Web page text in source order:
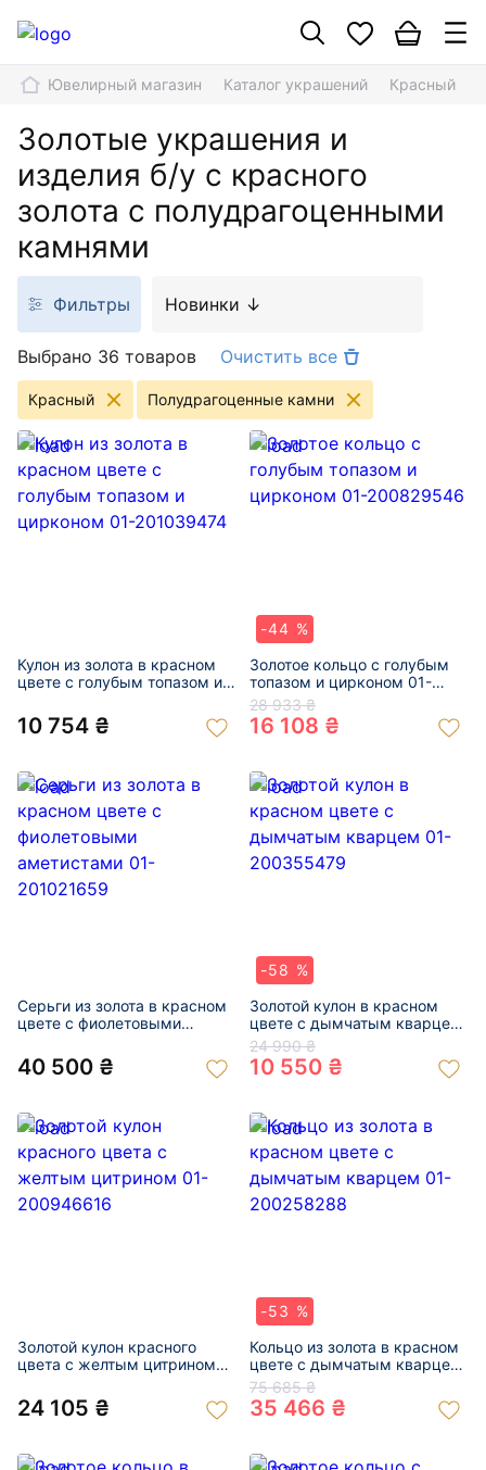
Ювелирный магазин Каталог украшений Красный
Золотые украшения и
изделия б/у с красного
золота с полудрагоценными
камнями
Выбрано 36 товаров Очистить все
Красный Полудрагоценные камни
Фильтры Новинки ↓
Кулон из золота в красном
цвете с голубым топазом и
10 754 ₴
-44 %
Золотое кольцо с голубым
топазом и цирконом 01-
200829546
28 933 ₴
16 108 ₴
Серьги из золота в красном
цвете с фиолетовыми
40 500 ₴
-58 %
Золотой кулон в красном
цвете с дымчатым кварцем
01-200355479
24 990 ₴
10 550 ₴
Золотой кулон красного
цвета с желтым цитрином
24 105 ₴
-53 %
Кольцо из золота в красном
цвете с дымчатым кварцем
01-200258288
75 685 ₴
35 466 ₴